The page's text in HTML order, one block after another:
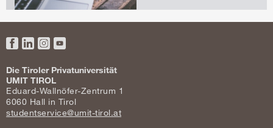
Die Tiroler Privatuniversität
UMIT TIROL
Eduard-Wallnöfer-Zentrum 1
6060 Hall in Tirol
studentservice@umit-tirol.at